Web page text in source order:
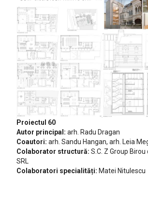
Proiectul 60
Autor principal: arh. Radu Dragan
Coautori: arh. Sandu Hangan, arh. Leia
Colaborator structură: S.C. Z Group
SRL
Colaboratori specialități: Matei Nitulescu